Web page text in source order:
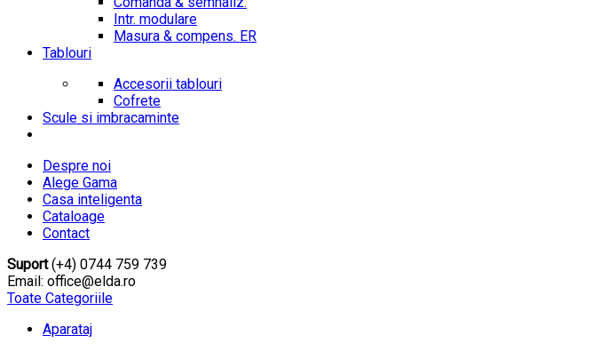
Intr. modulare
Masura & compens. ER
Tablouri
Accesorii tablouri
Cofrete
Scule si imbracaminte
Despre noi
Alege Gama
Casa inteligenta
Cataloage
Contact
Suport(+4) 0744 759 739
Email: office@elda.ro
Toate Categoriile
Aparataj